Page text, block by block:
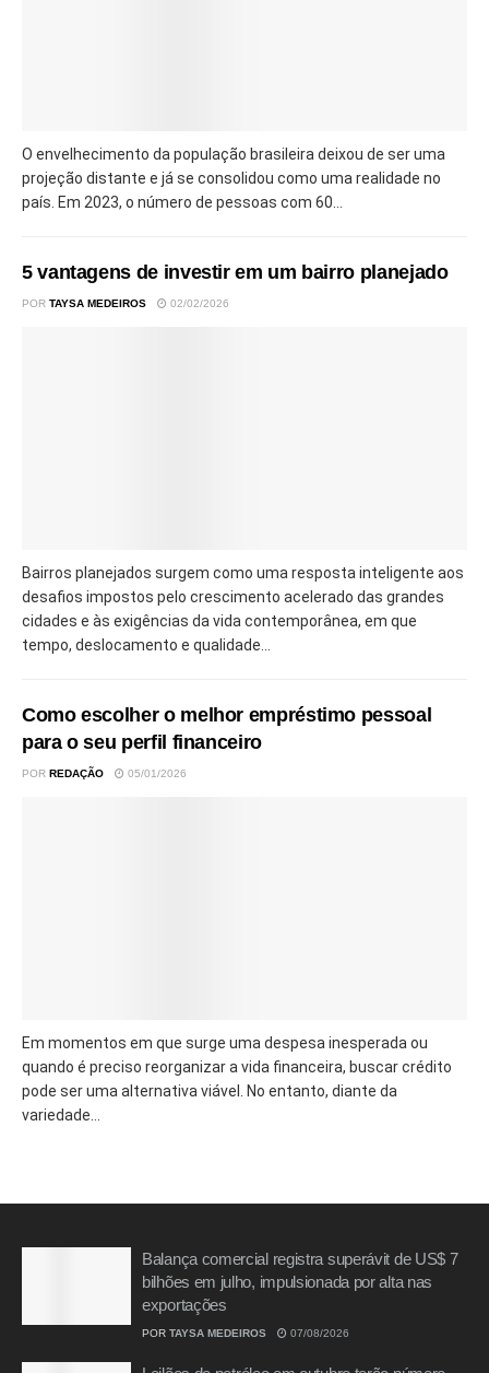
O envelhecimento da população brasileira deixou de ser uma
projeção distante e já se consolidou como uma realidade no
país. Em 2023, o número de pessoas com 60...
5 vantagens de investir em um bairro planejado
POR TAYSA MEDEIROS 02/02/2026
Bairros planejados surgem como uma resposta inteligente aos
desafios impostos pelo crescimento acelerado das grandes
cidades e às exigências da vida contemporânea, em que
tempo, deslocamento e qualidade...
Como escolher o melhor empréstimo pessoal
para o seu perfil financeiro
POR REDAÇÃO 05/01/2026
Em momentos em que surge uma despesa inesperada ou
quando é preciso reorganizar a vida financeira, buscar crédito
pode ser uma alternativa viável. No entanto, diante da
variedade...
Balança comercial registra superávit de US$ 7
bilhões em julho, impulsionada por alta nas
exportações
POR TAYSA MEDEIROS 07/08/2026